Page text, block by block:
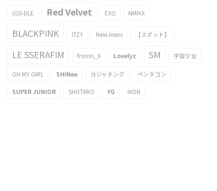
(G)I-DLE Red Velvet EXO NMIXX
BLACKPINK ITZY NewJeans 【スポット】
LE SSERAFIM fromis_9 Lovelyz SM 宇宙少女
OH MY GIRL SHINee ヨジャチング ペンタゴン
SUPER JUNIOR SHOTARO YG iKON